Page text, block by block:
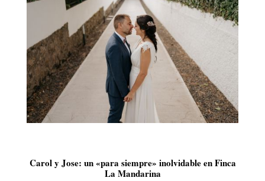
Carol y Jose: un «para siempre» inolvidable en Finca
La Mandarina